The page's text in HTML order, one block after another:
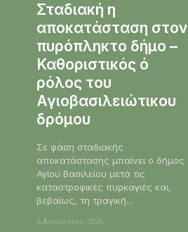
Σταδιακή η
αποκατάσταση στον
πυρόπληκτο δήμο –
Καθοριστικός ό
ρόλος του
Αγιοβασιλειώτικου
δρόμου
Σε φάση σταδιακής
αποκατάστασης μπαίνει ο δήμος
Αγίου Βασιλείου μετά τις
καταστροφικές πυρκαγιές και,
βεβαίως, τη τραγική...
6 Αυγούστου 2026